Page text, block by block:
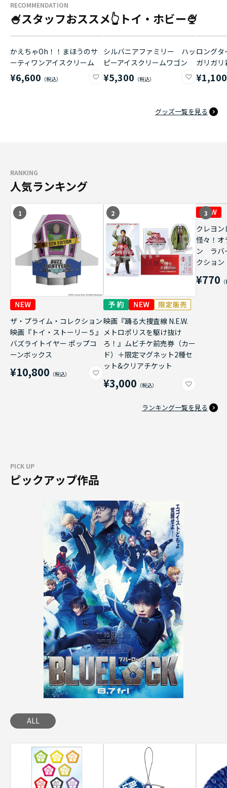
RECOMMENDATION
🍧スタッフおススメ👆トイ・ホビー🍨
かえちゃOh！！まほうのサ
ーティワンアイスクリーム
¥6,600
シルバニアファミリー ハッ
ピーアイスクリームワゴン
¥5,300
ロング
ガリガ
¥1,100
グッズ一覧を見る
RANKING
人気ランキング
1
ザ・プライム・コレクション
映画『トイ・ストーリー５』
バズライトイヤー ポップコ
ーンボックス
¥10,800
2
映画『踊る大捜査線 N.E.W.
メトロポリスを駆け抜け
ろ！』ムビチケ前売券（カー
ド）＋限定マグネット2種セ
ット&クリアチケット
¥3,000
3
クレヨン
怪々！オ
ン ラバ
クショ
¥770
ランキング一覧を見る
PICK UP
ピックアップ作品
ALL